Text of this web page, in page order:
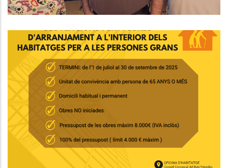
L'1 De Juliol S'obre La
Convocatòria D’ajuts Per A
L’arranjament Interior
D’habitatges Destinats A Persones
Grans
Habitatge